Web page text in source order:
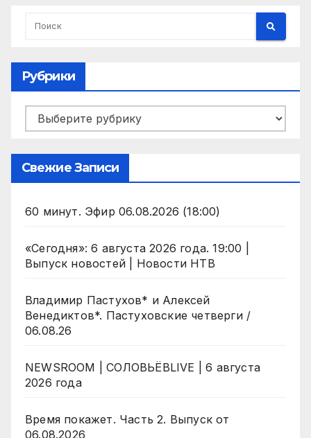
Рубрики
Рубрики
Свежие Записи
60 минут. Эфир 06.08.2026 (18:00)
«Сегодня»: 6 августа 2026 года. 19:00 |
Выпуск новостей | Новости НТВ
Владимир Пастухов* и Алексей
Венедиктов*. Пастуховские четверги /
06.08.26
NEWSROOM | СОЛОВЬЁВLIVE | 6 августа
2026 года
Время покажет. Часть 2. Выпуск от
06.08.2026